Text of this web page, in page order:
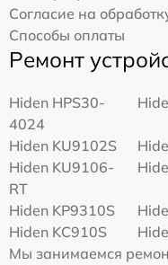
Согласие на
Способы оплаты
Ремонт
Hiden HPS30-
4024
Hiden KU9102S
Hiden KU9106-
RT
Hiden KP9310S
Hiden KC910S
Мы занимаемся